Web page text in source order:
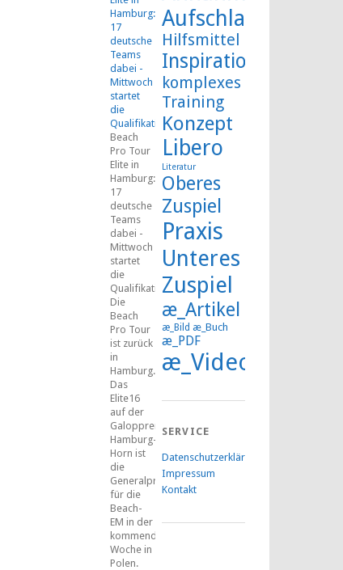
Hamburg:
17
deutsche
Teams
dabei -
Mittwoch
startet
die
Qualifikation
Beach
Pro Tour
Elite in
Hamburg:
17
deutsche
Teams
dabei -
Mittwoch
startet
die
Qualifikation
Die
Beach
Pro Tour
ist zurück
in
Hamburg.
Das
Elite16
auf der
Galopprennbahn
Hamburg-
Horn ist
die
Generalprobe
für die
Beach-
EM in der
kommenden
Woche in
Polen.
Aufschlag
Hilfsmittel
Inspiration
komplexes
Training
Konzept
Libero
Literatur
Oberes
Zuspiel
Praxis
Unteres
Zuspiel
æ_Artikel
æ_Bild æ_Buch
æ_PDF
æ_Video
SERVICE
Datenschutzerklärung
Impressum
Kontakt